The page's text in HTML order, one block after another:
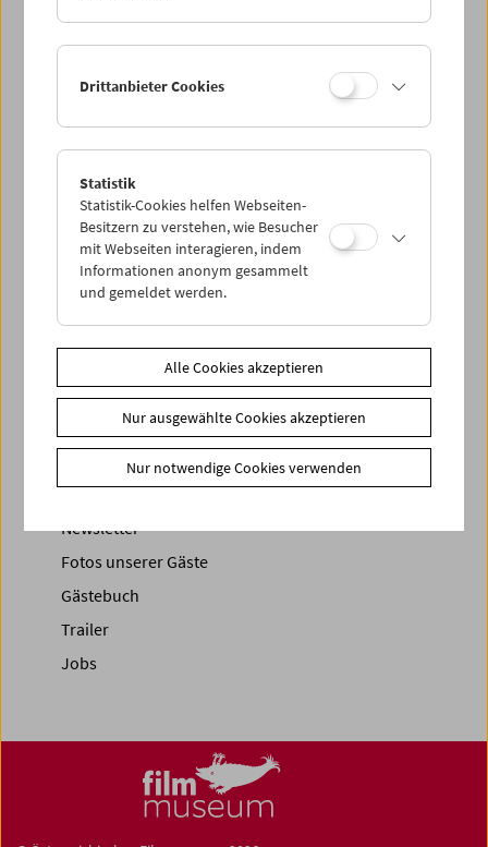
< zurück zur Übersicht
Share on
News Archiv
Newsletter
Fotos unserer Gäste
Gästebuch
Trailer
Jobs
Drittanbieter Cookies
Statistik
Statistik-Cookies helfen Webseiten-
Besitzern zu verstehen, wie Besucher
mit Webseiten interagieren, indem
Informationen anonym gesammelt
und gemeldet werden.
Alle Cookies akzeptieren
Nur ausgewählte Cookies akzeptieren
Nur notwendige Cookies verwenden